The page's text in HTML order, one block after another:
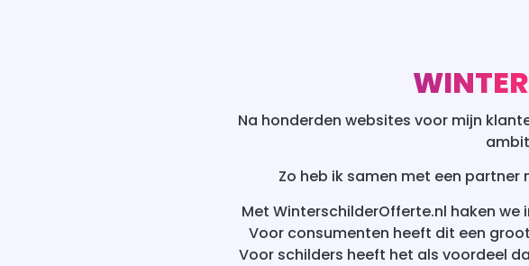
Na honderden websites voor mijn
Zo heb ik samen met een
Met WinterschilderOfferte.nl haken
Voor consumenten heeft dit een
Voor schilders heeft het als voordeel